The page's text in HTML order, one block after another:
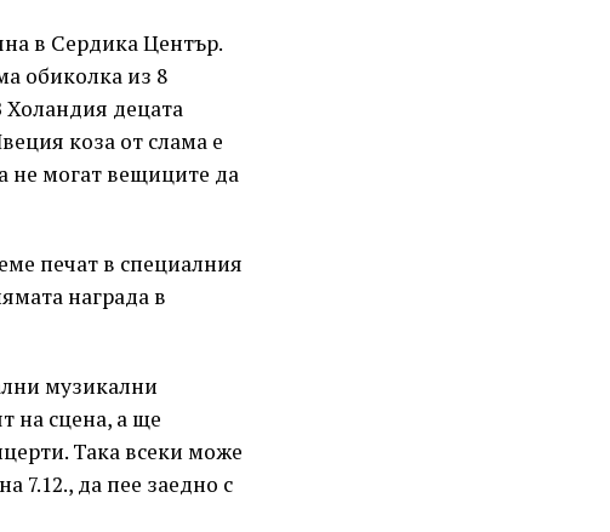
в Сердика Център.
обиколка из 8
Холaндия децата
коза от слама е
не могат вещиците да
печат в специалния
награда в
музикални
на сцена, а ще
Така всеки може
7.12., да пее заедно с